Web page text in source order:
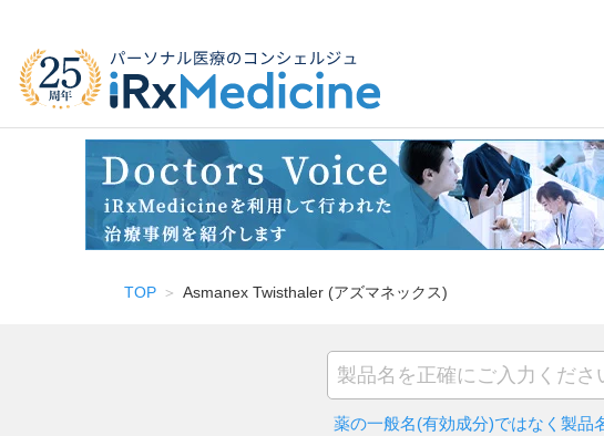
TOP Asmanex Twisthaler (アズマネックス)
薬の一般名(有効成分)ではなく 製品